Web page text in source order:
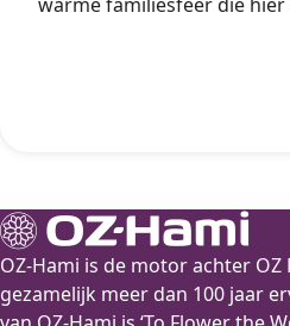
maken van content van
opsturen. Het blijft elke
bloemenbranche. Het
schakelen vereist. Hoewel ik zelf geen achtergrond heb in de
bloemenbranche, zijn er
bloemen kunnen en willen
ervoor dat ik me snel heb
OZ-Hami is de motor achter
gezamelijk meer dan 100 jaar